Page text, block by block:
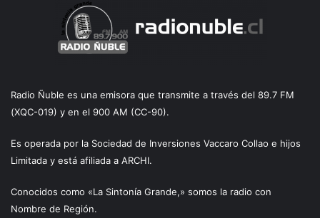
Radio Ñuble es una emisora que transmite a través del 89.7 FM
(XQC-019) y en el 900 AM (CC-90).
Es operada por la Sociedad de Inversiones Vaccaro Collao e hijos
Limitada y está afiliada a ARCHI.
Conocidos como «La Sintonía Grande,» somos la radio con
Nombre de Región.